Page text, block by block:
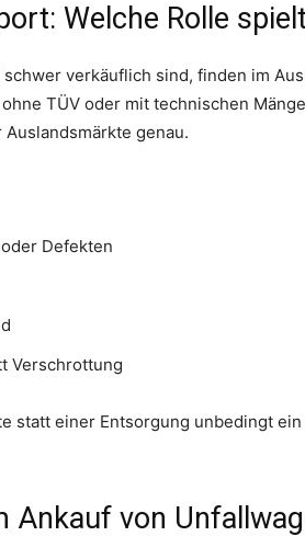
Welche Rolle
verkäuflich sind, finden im
TÜV oder mit technischen
genau.
Defekten
Verschrottung
statt einer Entsorgung unbedingt
von